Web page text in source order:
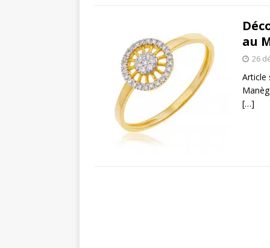
au
26
Article
[…]